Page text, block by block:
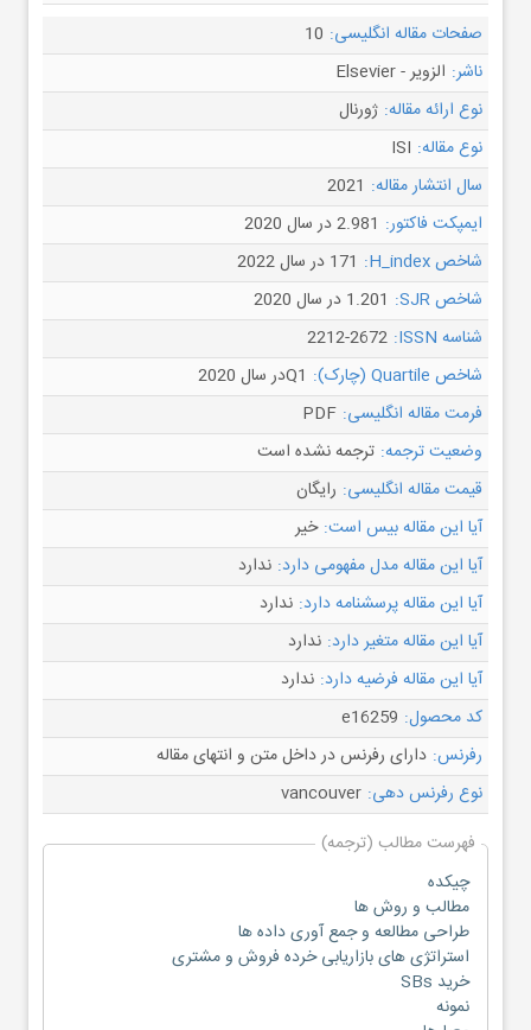
صفحات مقاله انگلیسی: 10
ناشر: الزویر - Elsevier
نوع ارائه مقاله: ژورنال
نوع مقاله: ISI
سال انتشار مقاله: 2021
ایمپکت فاکتور: 2.981 در سال 2020
شاخص H_index:
171 در سال 2022
شاخص SJR:
1.201 در سال 2020
شناسه ISSN:
2212-2672
شاخص Quartile (چارک):
Q1در سال 2020
فرمت مقاله انگلیسی: PDF
وضعیت ترجمه: ترجمه نشده است
قیمت مقاله انگلیسی: رایگان
آیا این مقاله بیس است: خیر
آیا این مقاله مدل مفهومی دارد: ندارد
آیا این مقاله پرسشنامه دارد: ندارد
آیا این مقاله متغیر دارد: ندارد
آیا این مقاله فرضیه دارد: ندارد
کد محصول: e16259
رفرنس: دارای رفرنس در داخل متن و انتهای مقاله
نوع رفرنس دهی: vancouver
فهرست مطالب (ترجمه)
چیکده
مطالب و روش ها
طراحی مطالعه و جمع آوری داده ها
استراتژی های بازاریابی خرده فروش و مشتری
خرید SBs
نمونه